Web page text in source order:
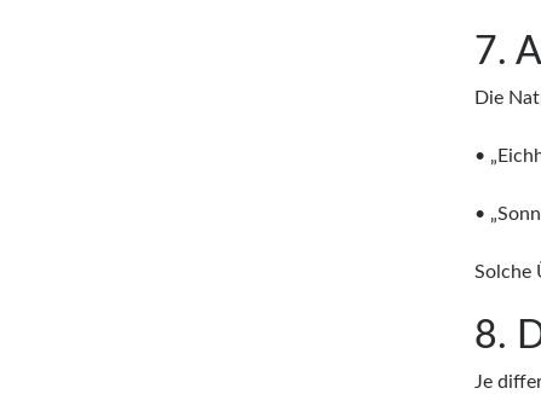
7.
Die
•
•
Solche
8.
Je